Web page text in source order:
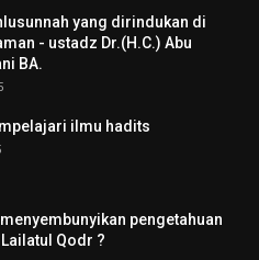
yang dirindukan di
- ustadz Dr.(H.C.) Abu
BA.
ilmu hadits
pengetahuan
Qodr ?